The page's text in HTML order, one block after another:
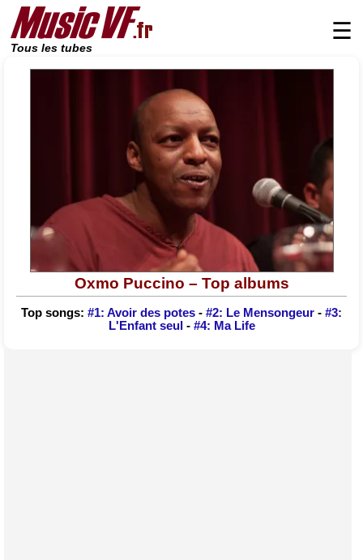
Tous les tubes
☰
Oxmo Puccino – Top albums
Top songs: #1: Avoir des potes - #2: Le Mensongeur - #3:
L'Enfant seul - #4: Ma Life